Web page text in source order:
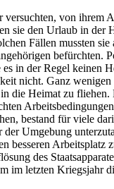
versuchten, von ihrem
sie den Urlaub in der
Fällen mussten sie
befürchten.
in der Regel keinen
nicht. Ganz wenigen
die Heimat zu fliehen.
bestand für viele
Umgebung
besseren Arbeitsplatz
des
im letzten Kriegsjahr